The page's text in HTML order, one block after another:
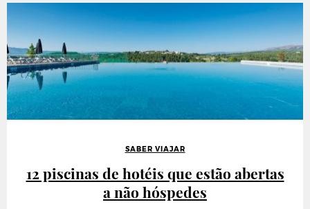
SABER VIAJAR
12 piscinas de hotéis que estão abertas
a não hóspedes